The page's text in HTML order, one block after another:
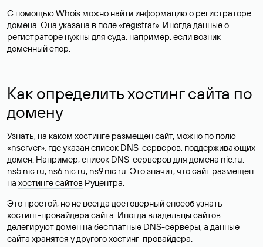
С помощью Whois можно найти информацию о регистраторе
домена. Она указана в поле «registrar». Иногда данные о
регистраторе нужны для суда, например, если возник
доменный спор.
Как определить хостинг сайта по
домену
Узнать, на каком хостинге размещен сайт, можно по полю
«nserver», где указан список DNS-серверов, поддерживающих
домен. Например, список DNS-серверов для домена nic.ru:
ns5.nic.ru, ns6.nic.ru, ns9.nic.ru. Это значит, что сайт размещен
на хостинге сайтов Руцентра.
Это простой, но не всегда достоверный способ узнать
хостинг-провайдера сайта. Иногда владельцы сайтов
делегируют домен на бесплатные DNS-серверы, а данные
сайта хранятся у другого хостинг-провайдера.